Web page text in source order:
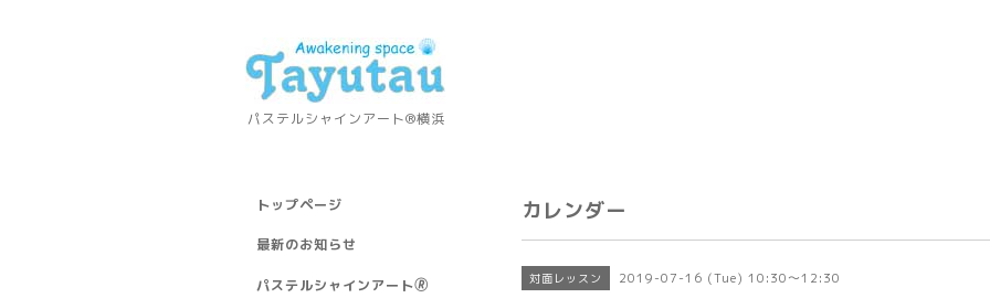
パステルシャインアート®横浜
カレンダー
対面レッスン 2019-07-16 (Tue) 10:30～12:30
トップページ
最新のお知らせ
パステルシャインアート🄬